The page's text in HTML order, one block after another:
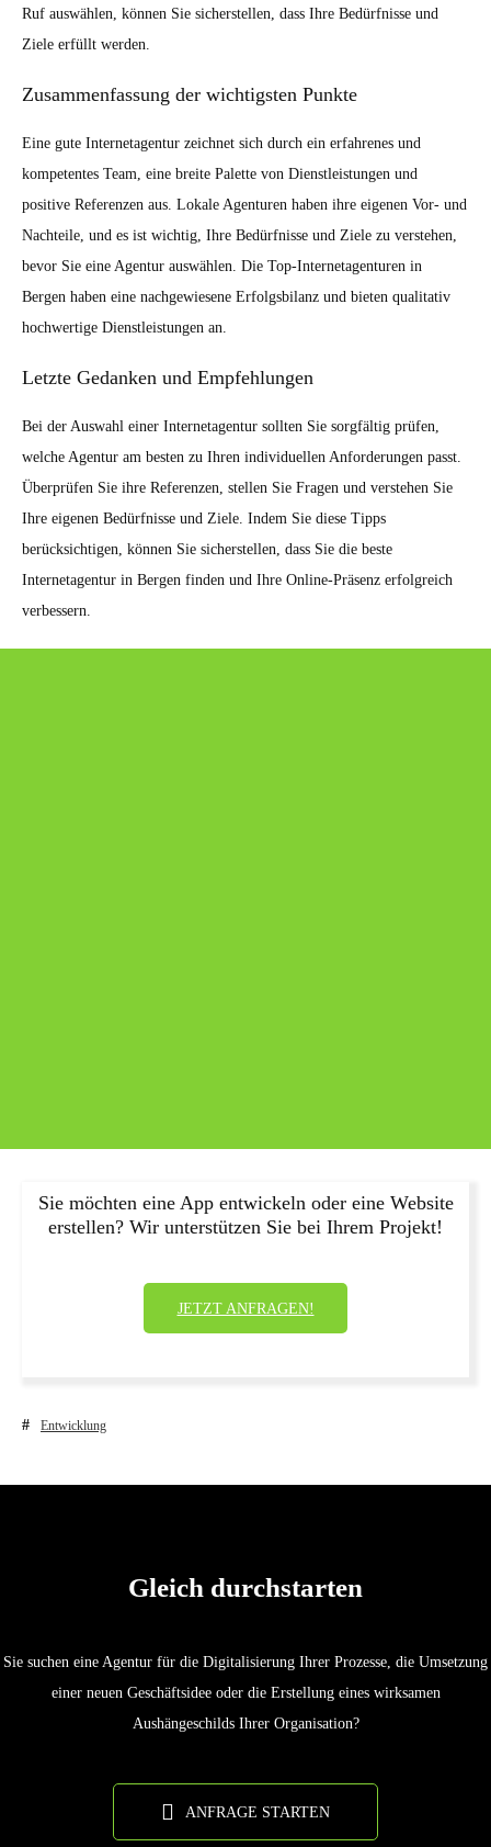
Ruf auswählen, können Sie sicherstellen, dass Ihre Bedürfnisse und
Ziele erfüllt werden.
Zusammenfassung der wichtigsten Punkte
Eine gute Internetagentur zeichnet sich durch ein erfahrenes und
kompetentes Team, eine breite Palette von Dienstleistungen und
positive Referenzen aus. Lokale Agenturen haben ihre eigenen Vor- und
Nachteile, und es ist wichtig, Ihre Bedürfnisse und Ziele zu verstehen,
bevor Sie eine Agentur auswählen. Die Top-Internetagenturen in
Bergen haben eine nachgewiesene Erfolgsbilanz und bieten qualitativ
hochwertige Dienstleistungen an.
Letzte Gedanken und Empfehlungen
Bei der Auswahl einer Internetagentur sollten Sie sorgfältig prüfen,
welche Agentur am besten zu Ihren individuellen Anforderungen passt.
Überprüfen Sie ihre Referenzen, stellen Sie Fragen und verstehen Sie
Ihre eigenen Bedürfnisse und Ziele. Indem Sie diese Tipps
berücksichtigen, können Sie sicherstellen, dass Sie die beste
Internetagentur in Bergen finden und Ihre Online-Präsenz erfolgreich
verbessern.
Sie möchten eine App entwickeln oder eine Website
erstellen? Wir unterstützen Sie bei Ihrem Projekt!
JETZT ANFRAGEN!
Entwicklung
Gleich durchstarten
Sie suchen eine Agentur für die Digitalisierung Ihrer Prozesse, die Umsetzung
einer neuen Geschäftsidee oder die Erstellung eines wirksamen
Aushängeschilds Ihrer Organisation?
ANFRAGE STARTEN